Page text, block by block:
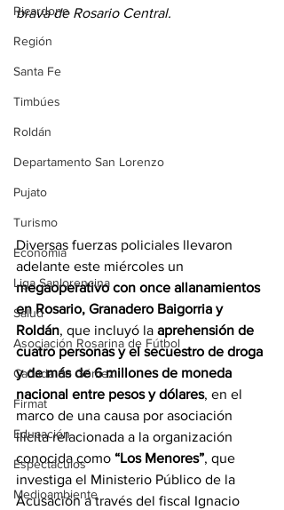
Ricardone
Región
Santa Fe
Timbúes
Roldán
Departamento San Lorenzo
Pujato
Turismo
Economía
Liga Sanlorencina
Salud
Asociación Rosarina de Fútbol
Cañada de Gómez
Firmat
Educación
Espectáculos
Medioambiente
brava de Rosario Central.
Diversas fuerzas policiales llevaron
adelante este miércoles un
megaoperativo con once allanamientos
en Rosario, Granadero Baigorria y
Roldán, que incluyó la aprehensión de
cuatro personas y el secuestro de droga
y de más de 6 millones de moneda
nacional entre pesos y dólares, en el
marco de una causa por asociación
ilícita relacionada a la organización
conocida como “Los Menores”, que
investiga el Ministerio Público de la
Acusación a través del fiscal Ignacio